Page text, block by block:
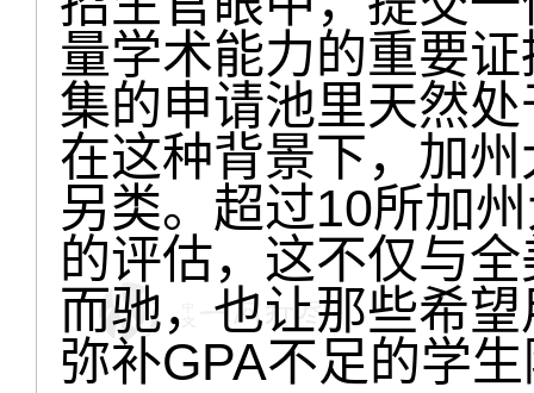
量学术能力的重要
集的申请池里天然
在这种背景下，加州
另类。超过10所加
的评估，这不仅与
而驰，也让那些希
弥补GPA不足的学